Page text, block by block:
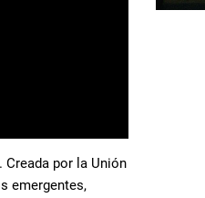
. Creada por la Unión
emergentes,